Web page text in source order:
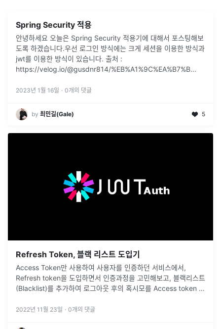
Spring Security 적용
안녕하세요 오늘은 Spring Security 적용기에 대해서 포스팅해보
도록 하겠습니다.우선 로그인 방식에는 크게 세션을 이용한 방식과
jwt를 이용한 방식이 있습니다. 출처 :
https://velog.io/@gusdnr814/%EB%A1%9C%EA%B7%B...
2023년 1월 16일 · 0개의 댓글
by 최민길(Gale) 5
Refresh Token, 블랙 리스트 도입기
Access Token만 사용하여 사용자를 인증하던 서비스에서,
Refresh token을 도입하면서 인증과정을 고민해보고, 블랙리스트
(Blacklist)를 추가하여 로그아웃 후의 혹시모를 Access token 탈
2022년 11월 23일 · 0개의 댓글